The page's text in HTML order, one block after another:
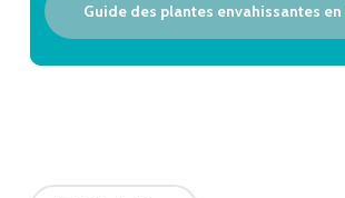
Guide des plantes envahissantes